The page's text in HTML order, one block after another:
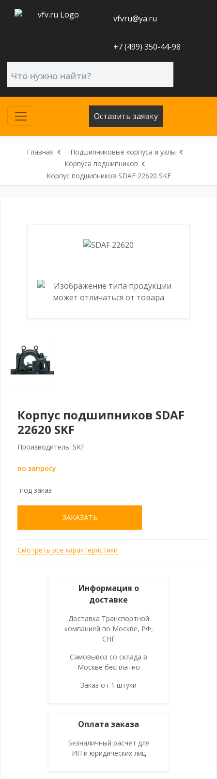
vfvru@ya.ru
+7 (499) 350-44-98
Оставить заявку
Главная
Подшипниковые корпуса и узлы
Корпуса подшипников
Корпус подшипников SDAF 22620 SKF
Корпус подшипников SDAF
22620 SKF
Производитель: SKF
по запросу
под заказ
ЗАКАЗАТЬ
Смотреть все характеристики
Информация о
доставке
Доставка Транспортной
компанией по Москве, РФ,
СНГ
Самовывоз со склада в
Москве бесплатно
Заказ от 1 штуки
Оплата заказа
Безналичный расчет для
ИП и юридических лиц